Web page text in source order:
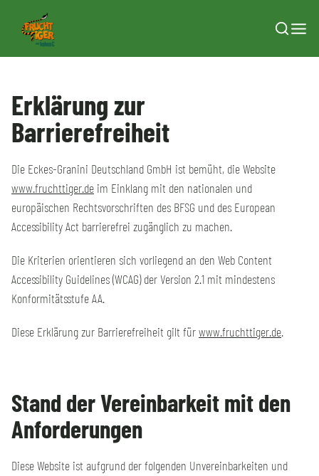
Zum Inhalt springen
Erklärung zur
Barrierefreiheit
Die Eckes-Granini Deutschland GmbH ist bemüht, die Website
www.fruchttiger.de im Einklang mit den nationalen und
europäischen Rechtsvorschriften des BFSG und des European
Accessibility Act barrierefrei zugänglich zu machen.
Die Kriterien orientieren sich vorliegend an den Web Content
Accessibility Guidelines (WCAG) der Version 2.1 mit mindestens
Konformitätsstufe AA.
Diese Erklärung zur Barrierefreiheit gilt fürwww.fruchttiger.de.
Stand der Vereinbarkeit mit den
Anforderungen
Diese Website ist aufgrund der folgenden Unvereinbarkeiten und